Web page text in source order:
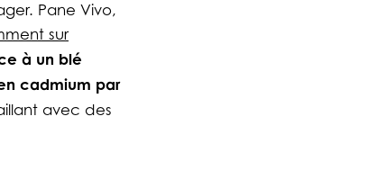
Pane Vivo,
sur
à un blé
cadmium par
avec des